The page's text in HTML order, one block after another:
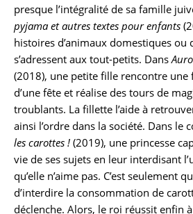
presque l’intégralité de sa famille
pyjama et autres textes pour enfants
histoires d’animaux domestiques ou
s’adressent aux tout-petits. Dans
(2018), une petite fille rencontre une
d’une fête et réalise des tours de
troublants. La fillette l’aide à
ainsi l’ordre dans la société. Dans le
les carottes ! (2019), une princesse
vie de ses sujets en leur interdisant
qu’elle n’aime pas. C’est seulement
d’interdire la consommation de
déclenche. Alors, le roi réussit enfin